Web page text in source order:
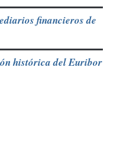
financieros de
histórica del Euribor